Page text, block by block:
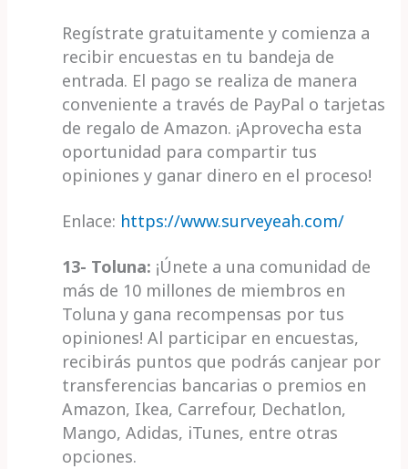
Regístrate gratuitamente y comienza a
recibir encuestas en tu bandeja de
entrada. El pago se realiza de manera
conveniente a través de PayPal o tarjetas
de regalo de Amazon. ¡Aprovecha esta
oportunidad para compartir tus
opiniones y ganar dinero en el proceso!
Enlace: https://www.surveyeah.com/
13- Toluna: ¡Únete a una comunidad de
más de 10 millones de miembros en
Toluna y gana recompensas por tus
opiniones! Al participar en encuestas,
recibirás puntos que podrás canjear por
transferencias bancarias o premios en
Amazon, Ikea, Carrefour, Dechatlon,
Mango, Adidas, iTunes, entre otras
opciones.